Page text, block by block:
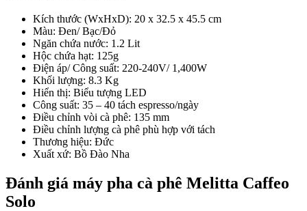
Kích thước (WxHxD): 20 x 32.5 x 45.5 cm
Màu: Đen/ Bạc/Đỏ
Ngăn chứa nước: 1.2 Lit
Hộc chứa hạt: 125g
Điện áp/ Công suất: 220-240V/ 1,400W
Khối lượng: 8.3 Kg
Hiển thị: Biểu tượng LED
Công suất: 35 – 40 tách espresso/ngày
Điều chỉnh vòi cà phê: 135 mm
Điều chỉnh lượng cà phê phù hợp với tách
Thương hiệu: Đức
Xuất xứ: Bồ Đào Nha
Đánh giá máy pha cà phê Melitta Caffeo
Solo